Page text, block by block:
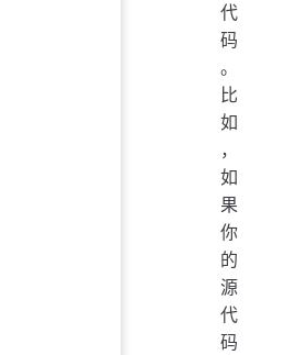
代
码
。
比
如
，
如
果
你
的
源
代
码